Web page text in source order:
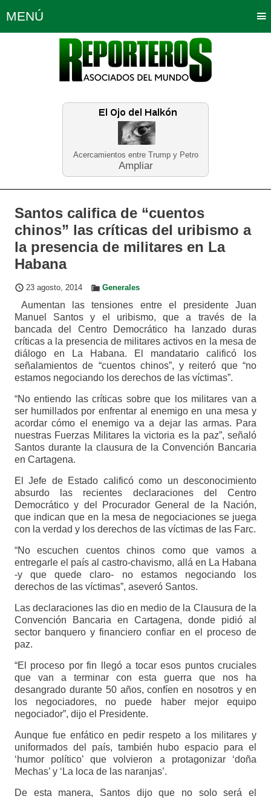
Acercamientos entre Trump y Petro
Ampliar
MENÚ
Política Opinión Bogotá
Planeta Tierra Deportes
Educación Neira
Santos califica de “cuentos
chinos” las críticas del uribismo a
la presencia de militares en La
Habana
23 agosto, 2014 Generales
Aumentan las tensiones entre el presidente Juan
Manuel Santos y el uribismo, que a través de la
bancada del Centro Democrático ha lanzado duras
críticas a la presencia de militares activos en la mesa de
diálogo en La Habana. El mandatario calificó los
señalamientos de “cuentos chinos”, y reiteró que “no
estamos negociando los derechos de las víctimas”.
“No entiendo las críticas sobre que los militares van a
ser humillados por enfrentar al enemigo en una mesa y
acordar cómo el enemigo va a dejar las armas. Para
nuestras Fuerzas Militares la victoria es la paz”, señaló
Santos durante la clausura de la Convención Bancaria
en Cartagena.
El Jefe de Estado calificó como un desconocimiento
absurdo las recientes declaraciones del Centro
Democrático y del Procurador General de la Nación,
que indican que en la mesa de negociaciones se juega
con la verdad y los derechos de las víctimas de las Farc.
“No escuchen cuentos chinos como que vamos a
entregarle el país al castro-chavismo, allá en La Habana
-y que quede claro- no estamos negociando los
derechos de las víctimas”, aseveró Santos.
Las declaraciones las dio en medio de la Clausura de la
Convención Bancaria en Cartagena, donde pidió al
sector banquero y financiero confiar en el proceso de
paz.
“El proceso por fin llegó a tocar esos puntos cruciales
que van a terminar con esta guerra que nos ha
desangrado durante 50 años, confíen en nosotros y en
los negociadores, no puede haber mejor equipo
negociador”, dijo el Presidente.
Aunque fue enfático en pedir respeto a los militares y
uniformados del país, también hubo espacio para el
‘humor político’ que volvieron a protagonizar ‘doña
Mechas’ y ‘La loca de las naranjas’.
De esta manera, Santos dijo que no solo será el